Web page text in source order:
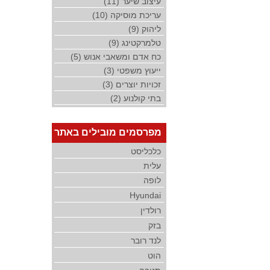
עריכת מוסיקה (10)
ליהוק (9)
טלמרקטינג (9)
כח אדם ומשאבי אנוש (5)
ייעוץ משפטי (3)
זכויות יוצרים (3)
בתי קולנוע (2)
מפרסמים מובילים באתר
כלכליסט
עלית
לופה
Hyundai
רולדין
בזק
לנד רובר
הוט